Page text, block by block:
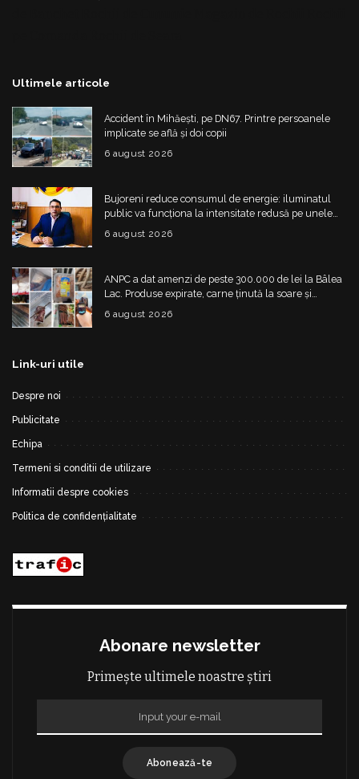
Ultimele articole
Accident în Mihăești, pe DN67. Printre persoanele
implicate se află și doi copii
6 august 2026
Bujoreni reduce consumul de energie: iluminatul
public va funcționa la intensitate redusă pe unele
străzi
6 august 2026
ANPC a dat amenzi de peste 300.000 de lei la Bâlea
Lac. Produse expirate, carne ținută la soare și
nereguli grave
6 august 2026
Link-uri utile
Despre noi
Publicitate
Echipa
Termeni si conditii de utilizare
Informatii despre cookies
Politica de confidențialitate
Abonare newsletter
Primește ultimele noastre știri
Abonează-te